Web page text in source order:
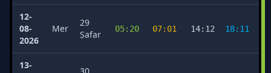
12-
08-
2026
Mer
29
Ṣafar
05:20 07:01 14:12 18:11
13-